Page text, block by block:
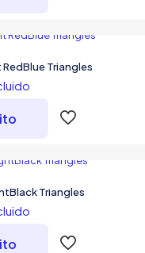
Triangles
Triangles